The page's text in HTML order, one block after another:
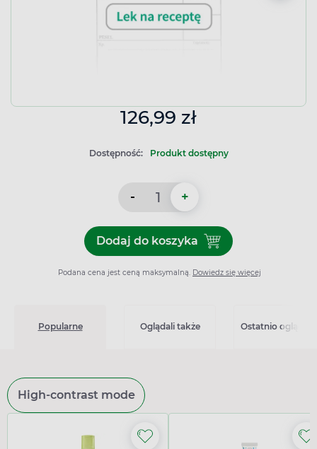
126,99 zł
Dostępność: Produkt dostępny
- +
Dodaj do koszykaDodaj do koszyka Axotret
Podana cena jest ceną maksymalną. Dowiedz się więcej
Popularne Oglądali także Ostatnio
High-contrast mode